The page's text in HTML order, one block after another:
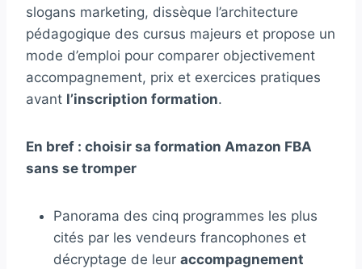
slogans marketing, dissèque l’architecture
pédagogique des cursus majeurs et propose un
mode d’emploi pour comparer objectivement
accompagnement, prix et exercices pratiques
avant l’inscription formation.
En bref : choisir sa formation Amazon FBA
sans se tromper
Panorama des cinq programmes les plus
cités par les vendeurs francophones et
décryptage de leur accompagnement